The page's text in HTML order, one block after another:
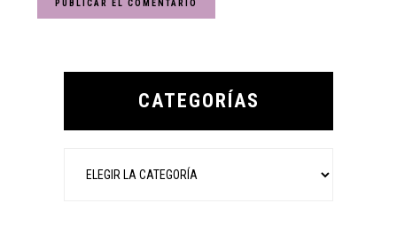
Primary
CATEGORÍAS